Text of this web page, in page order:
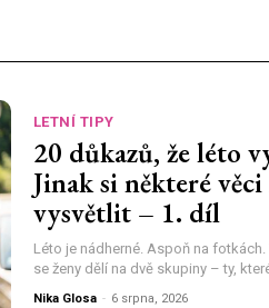
LETNÍ TIPY
20 důkazů, že léto
Jinak si některé
vysvětlit – 1. díl
Léto je nádherné. Aspoň na
se ženy dělí na dvě skupiny – ty,
Nika Glosa - 6 srpna, 2026